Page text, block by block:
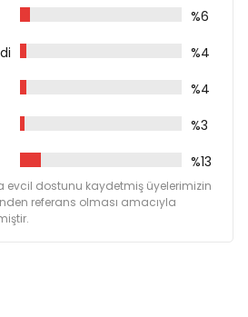
5 gr
%6
%4
%4
%3
%13
evcil dostunu kaydetmiş üyelerimizin
referans olması amacıyla